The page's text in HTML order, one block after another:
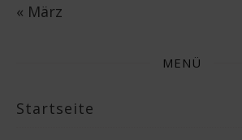
« März
MENÜ
Startseite